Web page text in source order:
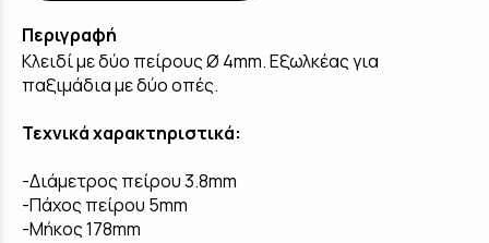
Περιγραφή
Κλειδί με δύο πείρους Ø 4mm. Εξωλκέας για
παξιμάδια με δύο οπές.
Τεχνικά χαρακτηριστικά:
-Διάμετρος πείρου 3.8mm
-Πάχος πείρου 5mm
-Μήκος 178mm